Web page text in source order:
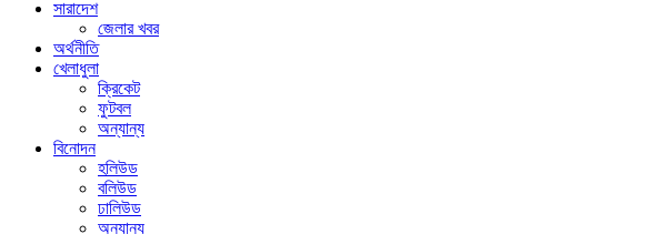
সারাদেশ
জেলার খবর
অর্থনীতি
খেলাধুলা
ক্রিকেট
ফুটবল
অন্যান্য
বিনোদন
হলিউড
বলিউড
ঢালিউড
অন্যান্য